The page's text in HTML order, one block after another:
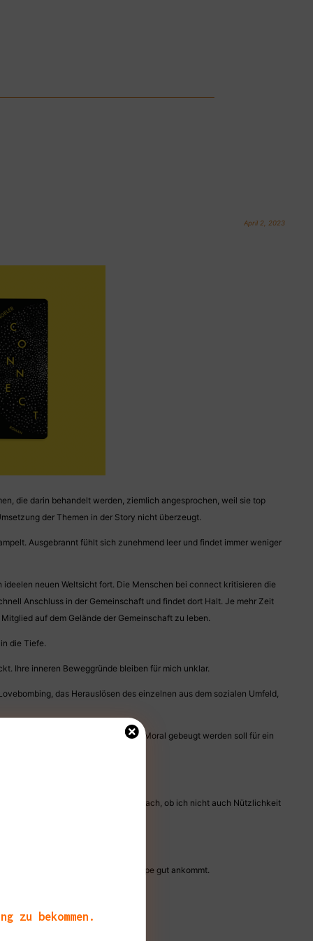
April 2, 2023
die darin behandelt werden, ziemlich angesprochen, weil sie top
der Themen in der Story nicht überzeugt.
Ausgebrannt fühlt sich zunehmend leer und findet immer weniger
neuen Weltsicht fort. Die Menschen bei connect kritisieren die
Anschluss in der Gemeinschaft und findet dort Halt. Je mehr Zeit
auf dem Gelände der Gemeinschaft zu leben.
die Tiefe.
Ihre inneren Beweggründe bleiben für mich unklar.
das Herauslösen des einzelnen aus dem sozialen Umfeld,
Wenn es Anzeichen gibt, dass die Moral gebeugt werden soll für ein
mich ertappt und denke darüber nach, ob ich nicht auch Nützlichkeit
bei einer jüngeren Zielgruppe gut ankommt.
zu bekommen.